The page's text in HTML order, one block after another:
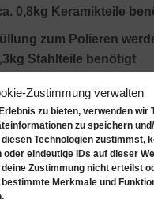
Zustimmung verwalten
zu bieten, verwenden wir
zu speichern
Technologien zustimmst,
eindeutige IDs auf dieser
Zustimmung nicht erteilst
Merkmale und
0,8kg Keramikteile
zum Polieren
Stahlteile benötigt
außen (Ø x h): 114 x
innen (Ø x h): 102 x
73 Watt